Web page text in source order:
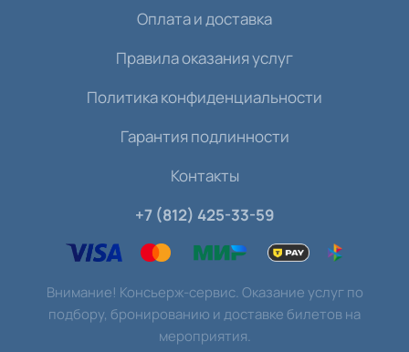
Оплата и доставка
Правила оказания услуг
Политика конфиденциальности
Гарантия подлинности
Контакты
+7 (812) 425-33-59
Внимание! Консьерж-сервис. Оказание услуг по
подбору, бронированию и доставке билетов на
мероприятия.